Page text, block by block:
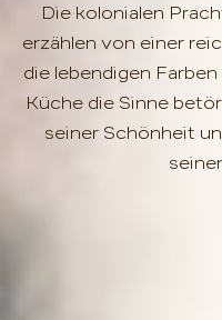
Die kolonialen
erzählen von einer
die lebendigen
Küche die Sinne
seiner Schönheit